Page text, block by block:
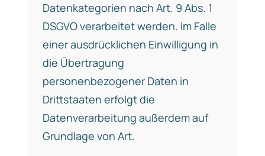
Datenkategorien nach Art. 9 Abs. 1
DSGVO verarbeitet werden. Im Falle
einer ausdrücklichen Einwilligung in
die Übertragung
personenbezogener Daten in
Drittstaaten erfolgt die
Datenverarbeitung außerdem auf
Grundlage von Art.